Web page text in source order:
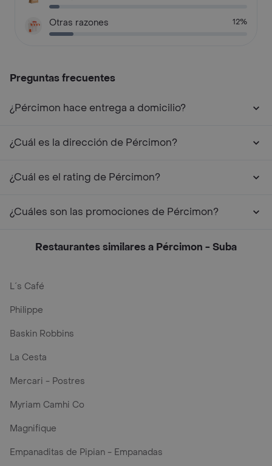
Otras razones 12%
Preguntas frecuentes
¿Pércimon hace entrega a domicilio?
¿Cuál es la dirección de Pércimon?
¿Cuál es el rating de Pércimon?
¿Cuáles son las promociones de Pércimon?
Restaurantes similares a Pércimon - Suba
L´s Café
Philippe
Baskin Robbins
La Cesta
Mercari - Postres
Myriam Camhi Co
Magnifique
Empanaditas de Pipian - Empanadas